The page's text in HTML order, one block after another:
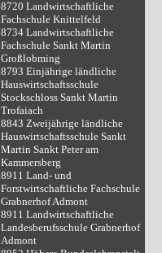
8720 Landwirtschaftliche
Fachschule Knittelfeld
8734 Landwirtschaftliche
Fachschule Sankt Martin
Großlobming
8793 Einjährige ländliche
Hauswirtschaftsschule
Stockschloss Sankt Martin
Trofaiach
8843 Zweijährige ländliche
Hauswirtschaftsschule Sankt
Martin Sankt Peter am
Kammersberg
8911 Land- und
Forstwirtschaftliche Fachschule
Grabnerhof Admont
8911 Landwirtschaftliche
Landesberufsschule Grabnerhof
Admont